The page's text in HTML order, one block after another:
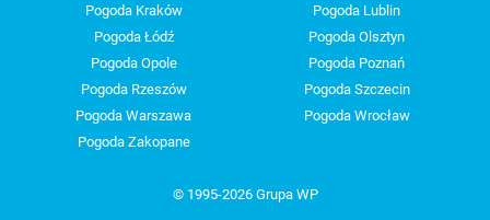
Pogoda Kraków
Pogoda Lublin
Pogoda Łódź
Pogoda Olsztyn
Pogoda Opole
Pogoda Poznań
Pogoda Rzeszów
Pogoda Szczecin
Pogoda Warszawa
Pogoda Wrocław
Pogoda Zakopane
© 1995-2026 Grupa WP